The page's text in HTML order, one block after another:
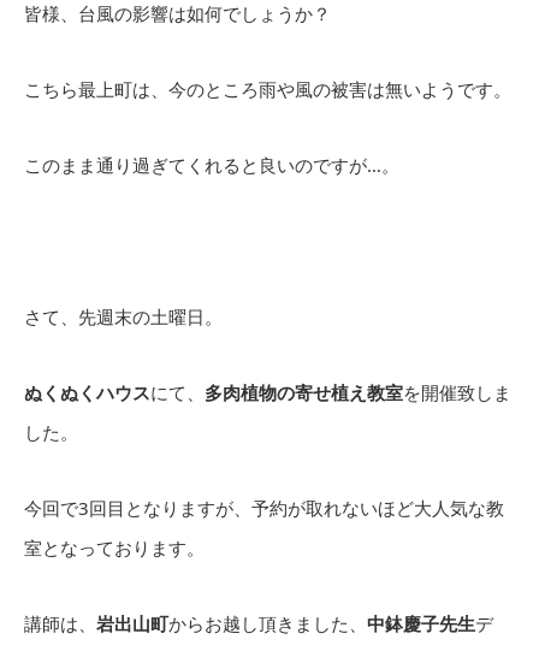
皆様、台風の影響は如何でしょうか？
こちら最上町は、今のところ雨や風の被害は無いようです。
このまま通り過ぎてくれると良いのですが…。
さて、先週末の土曜日。
ぬくぬくハウスにて、 多肉植物の寄せ植え教室を開催致しま
した。
今回で3回目となりますが、予約が取れないほど大人気な教
室となっております。
講師は、 岩出山町からお越し頂きました、 中鉢慶子先生デ